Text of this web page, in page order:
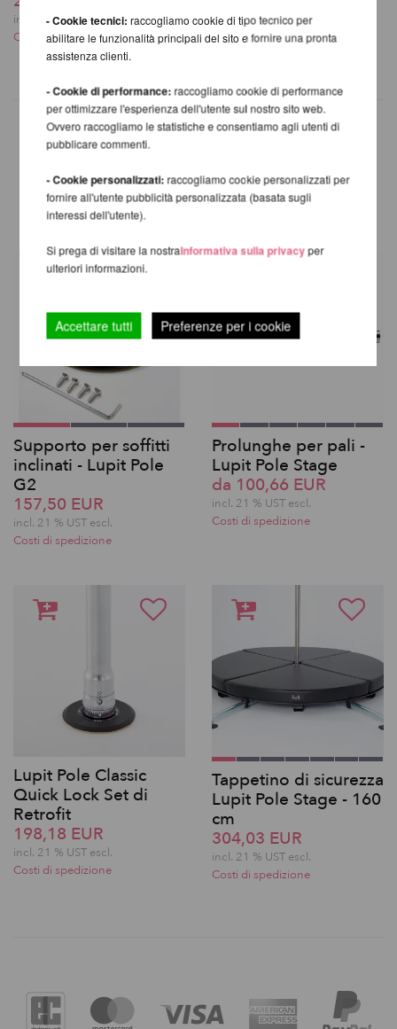
incl. 21 % UST escl.
Costi di spedizione
Costi di spedizione
ALTRI PRODOTTI DELLA
STESSA MARCA
Supporto per soffitti
inclinati - Lupit Pole
G2
157,50 EUR
incl. 21 % UST escl.
Costi di spedizione
Prolunghe per pali -
Lupit Pole Stage
da 100,66 EUR
incl. 21 % UST escl.
Costi di spedizione
Lupit Pole Classic
Quick Lock Set di
Retrofit
198,18 EUR
incl. 21 % UST escl.
Costi di spedizione
Tappetino di sicurezza
Lupit Pole Stage - 160
cm
304,03 EUR
incl. 21 % UST escl.
Costi di spedizione
- Cookie tecnici: raccogliamo cookie di tipo tecnico per
abilitare le funzionalità principali del sito e fornire una pronta
assistenza clienti.
- Cookie di performance: raccogliamo cookie di performance
per ottimizzare l'esperienza dell'utente sul nostro sito web.
Ovvero raccogliamo le statistiche e consentiamo agli utenti di
pubblicare commenti.
- Cookie personalizzati: raccogliamo cookie personalizzati per
fornire all'utente pubblicità personalizzata (basata sugli
interessi dell'utente).
Si prega di visitare la nostraInformativa sulla privacyper
ulteriori informazioni.
Accettare tutti Preferenze per i cookie